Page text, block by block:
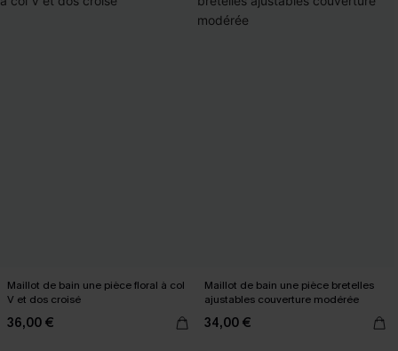
Maillot de bain une pièce floral à col
V et dos croisé
36,00 €
Maillot de bain une pièce bretelles
ajustables couverture modérée
34,00 €